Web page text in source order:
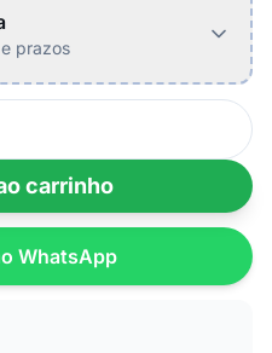
prazos
carrinho
WhatsApp